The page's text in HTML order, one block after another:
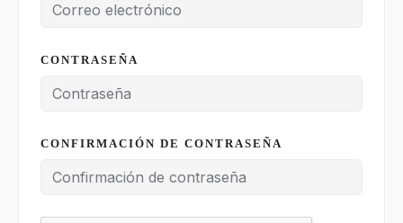
CONTRASEÑA
CONFIRMACIÓN DE CONTRASEÑA